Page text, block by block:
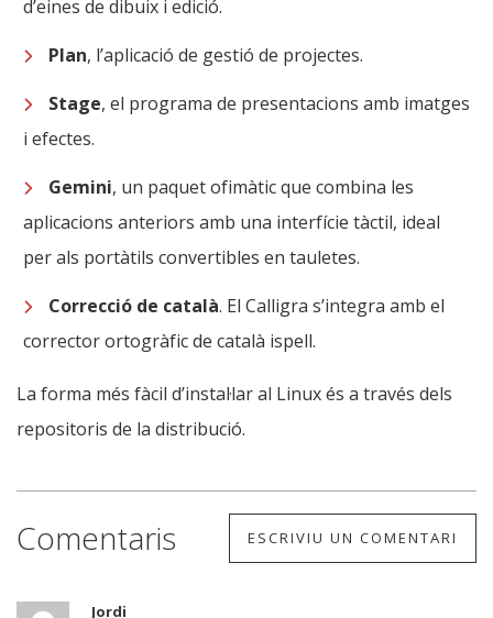
d’eines de dibuix i edició.
Plan, l’aplicació de gestió de projectes.
Stage, el programa de presentacions amb imatges
i efectes.
Gemini, un paquet ofimàtic que combina les
aplicacions anteriors amb una interfície tàctil, ideal
per als portàtils convertibles en tauletes.
Correcció de català. El Calligra s’integra amb el
corrector ortogràfic de català ispell.
La forma més fàcil d’instal·lar al Linux és a través dels
repositoris de la distribució.
Comentaris ESCRIVIU UN COMENTARI
Jordi